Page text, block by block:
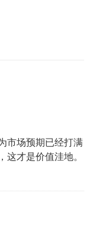
市场预期已经打满
才是价值洼地。